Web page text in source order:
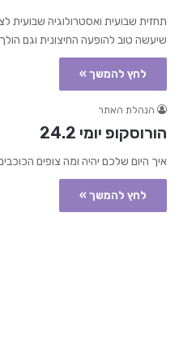
תחזית שבועית ואסטרולוגיה שבועית
שיעשה טוב להופעה החיצונית וגם
לחץ להמשך »
הנהלת האתר
הורוסקופ יומי 24.2
איך היום שלכם יהיה ומה צופים
לחץ להמשך »